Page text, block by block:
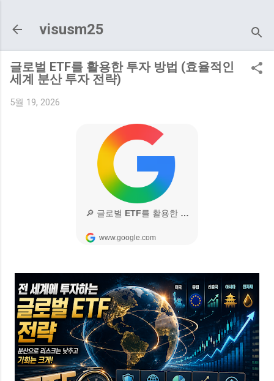
visusm25
글로벌 ETF를 활용한 투자 방법 (효율적인
세계 분산 투자 전략)
5월 19, 2026